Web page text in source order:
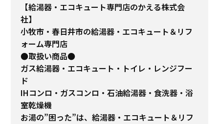
【給湯器・エコキュート専門店のかえる株式会
社】
小牧市・春日井市の給湯器・エコキュート＆リフ
ォーム専門店
●取扱い商品●
ガス給湯器・エコキュート・トイレ・レンジフー
ド
IHコンロ・ガスコンロ・石油給湯器・食洗器・浴
室乾燥機
お湯の”困った”は、給湯器・エコキュート＆リフ